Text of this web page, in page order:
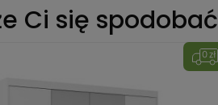
Ci się spodobać